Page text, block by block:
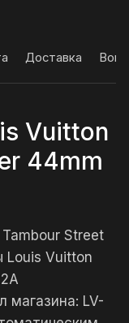
Доставка
Vuitton
44mm
Street
Louis Vuitton
магазина: LV-